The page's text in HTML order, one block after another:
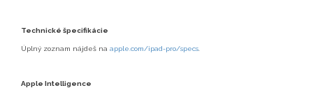
Technické špecifikácie
Úplný zoznam nájdeš na apple.com/ipad-pro/specs
Apple Intelligence